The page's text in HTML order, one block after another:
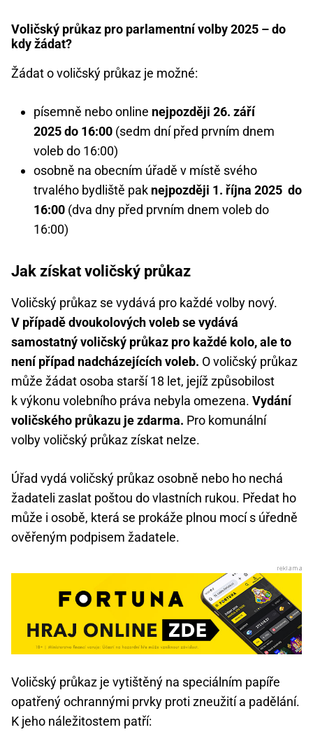
Voličský průkaz pro parlamentní volby 2025 – do
kdy žádat?
Žádat o voličský průkaz je možné:
písemně nebo online nejpozději 26. září
2025 do 16:00 (sedm dní před prvním dnem
voleb do 16:00)
osobně na obecním úřadě v místě svého
trvalého bydliště pak nejpozději 1. října 2025 do
16:00 (dva dny před prvním dnem voleb do
16:00)
Jak získat voličský průkaz
Voličský průkaz se vydává pro každé volby nový.
V případě dvoukolových voleb se vydává
samostatný voličský průkaz pro každé kolo, ale to
není případ nadcházejících voleb. O voličský průkaz
může žádat osoba starší 18 let, jejíž způsobilost
k výkonu volebního práva nebyla omezena. Vydání
voličského průkazu je zdarma. Pro komunální
volby voličský průkaz získat nelze.
Úřad vydá voličský průkaz osobně nebo ho nechá
žadateli zaslat poštou do vlastních rukou. Předat ho
může i osobě, která se prokáže plnou mocí s úředně
ověřeným podpisem žadatele.
Voličský průkaz je vytištěný na speciálním papíře
opatřený ochrannými prvky proti zneužití a padělání.
K jeho náležitostem patří: